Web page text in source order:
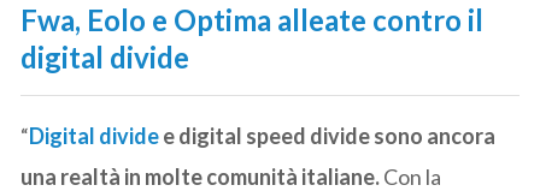
Fwa, Eolo e Optima alleate contro il
digital divide
“Digital dividee digital speed divide sono ancora
una realtà in molte comunità italiane.Con la